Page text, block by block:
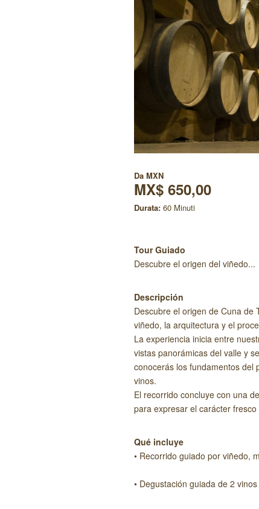
Da MXN
MX$ 650,00
Durata: 60 Minuti
Tour Guiado
Descubre el origen del viñedo...
Descripción
Descubre el origen de Cuna
viñedo, la arquitectura y el
La experiencia inicia entre
vistas panorámicas del valle y
conocerás los fundamentos del
vinos.
El recorrido concluye con una
para expresar el carácter
Qué incluye
• Recorrido guiado por viñedo,
• Degustación guiada de 2